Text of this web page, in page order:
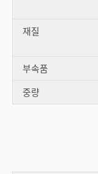
재질
부속품
중량